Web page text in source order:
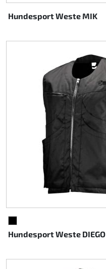
Hundesport Weste MIK
Hundesport Weste DIEGO
SCHWARZ